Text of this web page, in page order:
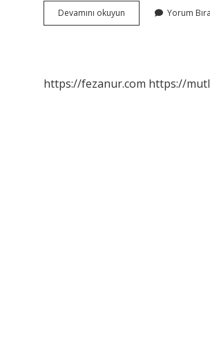
Devamını okuyun
Pro
Yorum
https://fezanur.com https://